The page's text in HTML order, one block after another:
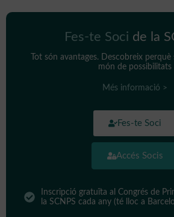
Fes-te Soci de la
Tot són avantages. Descobreix
món de possibilitats
Més informació >
Fes-te Soci
Accés Socis
Inscripció gratuïta al Congrés de
la SCNPS cada any (té lloc a